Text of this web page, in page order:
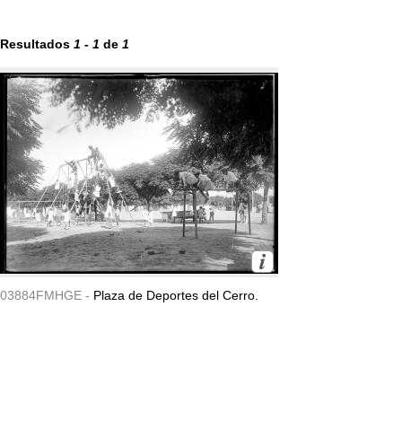
Resultados 1 - 1 de 1
03884FMHGE - Plaza de Deportes del Cerro.